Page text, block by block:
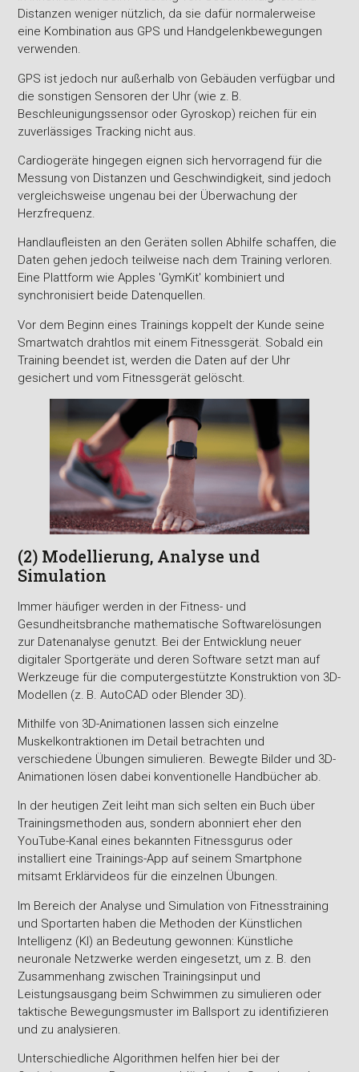
Distanzen weniger nützlich, da sie dafür normalerweise
eine Kombination aus GPS und Handgelenkbewegungen
verwenden.
GPS ist jedoch nur außerhalb von Gebäuden verfügbar und
die sonstigen Sensoren der Uhr (wie z. B.
Beschleunigungssensor oder Gyroskop) reichen für ein
zuverlässiges Tracking nicht aus.
Cardiogeräte hingegen eignen sich hervorragend für die
Messung von Distanzen und Geschwindigkeit, sind jedoch
vergleichsweise ungenau bei der Überwachung der
Herzfrequenz.
Handlaufleisten an den Geräten sollen Abhilfe schaffen, die
Daten gehen jedoch teilweise nach dem Training verloren.
Eine Plattform wie Apples 'GymKit' kombiniert und
synchronisiert beide Datenquellen.
Vor dem Beginn eines Trainings koppelt der Kunde seine
Smartwatch drahtlos mit einem Fitnessgerät. Sobald ein
Training beendet ist, werden die Daten auf der Uhr
gesichert und vom Fitnessgerät gelöscht.
(2) Modellierung, Analyse und
Simulation
Immer häufiger werden in der Fitness- und
Gesundheitsbranche mathematische Softwarelösungen
zur Datenanalyse genutzt. Bei der Entwicklung neuer
digitaler Sportgeräte und deren Software setzt man auf
Werkzeuge für die computergestützte Konstruktion von 3D-
Modellen (z. B. AutoCAD oder Blender 3D).
Mithilfe von 3D-Animationen lassen sich einzelne
Muskelkontraktionen im Detail betrachten und
verschiedene Übungen simulieren. Bewegte Bilder und 3D-
Animationen lösen dabei konventionelle Handbücher ab.
In der heutigen Zeit leiht man sich selten ein Buch über
Trainingsmethoden aus, sondern abonniert eher den
YouTube-Kanal eines bekannten Fitnessgurus oder
installiert eine Trainings-App auf seinem Smartphone
mitsamt Erklärvideos für die einzelnen Übungen.
Im Bereich der Analyse und Simulation von Fitnesstraining
und Sportarten haben die Methoden der Künstlichen
Intelligenz (KI) an Bedeutung gewonnen: Künstliche
neuronale Netzwerke werden eingesetzt, um z. B. den
Zusammenhang zwischen Trainingsinput und
Leistungsausgang beim Schwimmen zu simulieren oder
taktische Bewegungsmuster im Ballsport zu identifizieren
und zu analysieren.
Unterschiedliche Algorithmen helfen hier bei der